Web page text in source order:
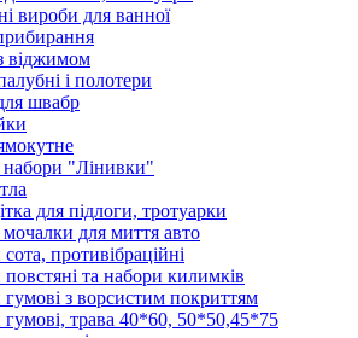
вироби для ванної
віджимом
і полотери
швабр
"Лінивки"
для підлоги, тротуарки
для миття авто
противібраційні
та набори килимків
з ворсистим покриттям
трава 40*60, 50*50,45*75